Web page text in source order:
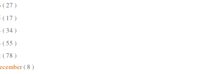
( 27 )
( 17 )
( 34 )
( 55 )
( 78 )
( 8 )